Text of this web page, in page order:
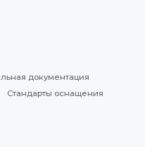
документация
Стандарты оснащения